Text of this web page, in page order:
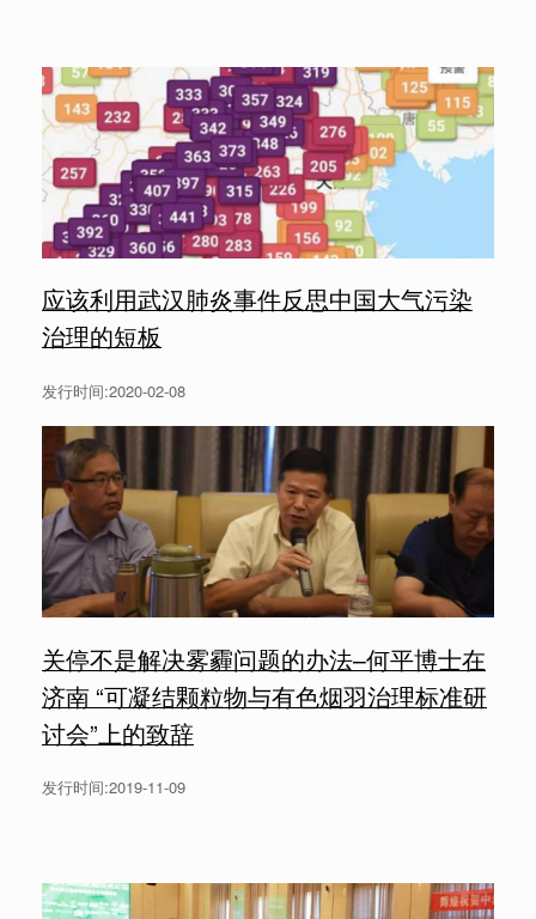
应该利用武汉肺炎事件反思中国大气污染
治理的短板
发行时间:2020-02-08
关停不是解决雾霾问题的办法–何平博士在
济南 “可凝结颗粒物与有色烟羽治理标准研
讨会”上的致辞
发行时间:2019-11-09